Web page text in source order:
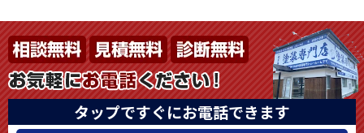
タップですぐにお電話できます